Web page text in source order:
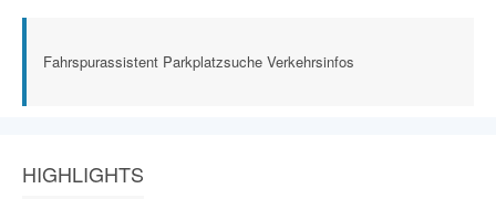
Fahrspurassistent Parkplatzsuche Verkehrsinfos
HIGHLIGHTS